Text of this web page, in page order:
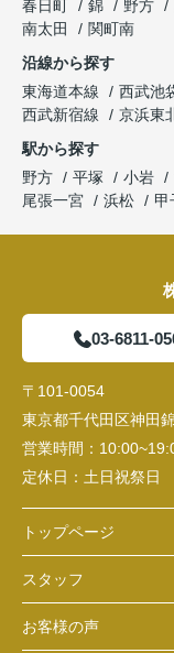
春日町
錦 野方
南太田
関町南
沿線から探す
東海道本線
西武池
西武新宿線
京浜東
駅から探す
野方
平塚 小岩
尾張一宮
浜松 甲
03-6811-
〒101-0054
東京都千代田区神田
営業時間：
定休日： 土日祝祭日
トップページ
スタッフ
お客様の声